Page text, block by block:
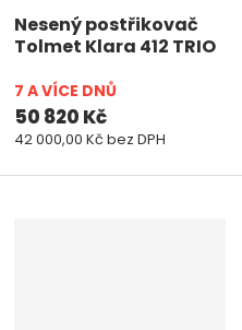
t
Nesený postřikovač
Tolmet Klara 412 TRIO
50 820 Kč
42 000,00 Kč bez DPH
7 A VÍCE DNŮ